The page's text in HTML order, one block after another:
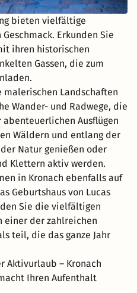
bieten vielfältige
Erkunden Sie
ihren historischen
Gassen, die zum
Landschaften
Wander- und Radwege, die
Ausflügen
Wäldern und entlang der
Natur genießen oder
Klettern aktiv werden.
in Kronach ebenfalls auf
Geburtshaus von Lucas
Sie die vielfältigen
einer der zahlreichen
teil, die das ganze Jahr
Aktivurlaub – Kronach
Ihren Aufenthalt